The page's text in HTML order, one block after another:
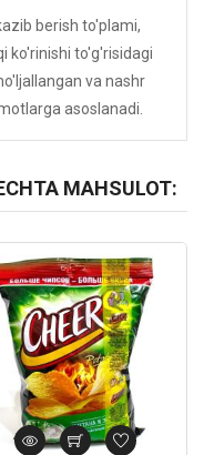
berish to'plami,
ko'rinishi to'g'risidagi
va nashr
asoslanadi.
MAHSULOT:
3908